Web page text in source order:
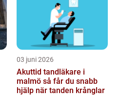
03 juni 2026
Akuttid tandläkare i
malmö så får du snabb
hjälp när tanden krånglar